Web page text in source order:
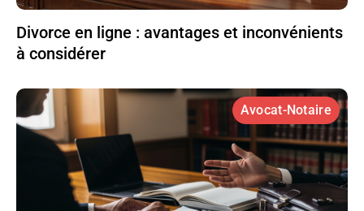
Divorce en ligne : avantages et inconvénients
à considérer
Avocat-Notaire